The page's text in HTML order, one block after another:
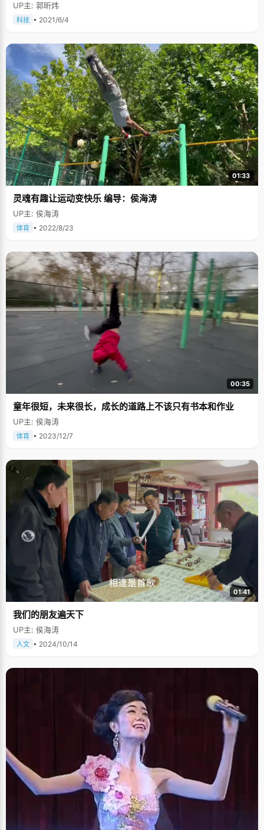
UP主: 郭昕炜
科技 • 2021/6/4
01:33
灵魂有趣让运动变快乐 编导：侯海涛
UP主: 侯海涛
体育 • 2022/8/23
00:35
童年很短，未来很长，成长的道路上不该只有书本和作业
UP主: 侯海涛
体育 • 2023/12/7
01:41
我们的朋友遍天下
UP主: 侯海涛
人文 • 2024/10/14